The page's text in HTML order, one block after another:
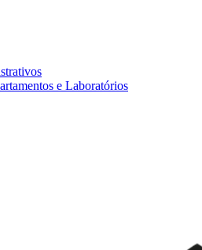
e Laboratórios